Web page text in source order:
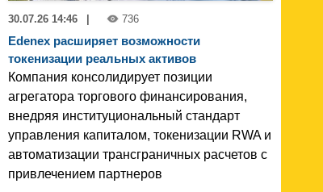
30.07.26 14:46 | 736
Edenex расширяет возможности
токенизации реальных активов
Компания консолидирует позиции
агрегатора торгового финансирования,
внедряя институциональный стандарт
управления капиталом, токенизации RWA и
автоматизации трансграничных расчетов с
привлечением партнеров